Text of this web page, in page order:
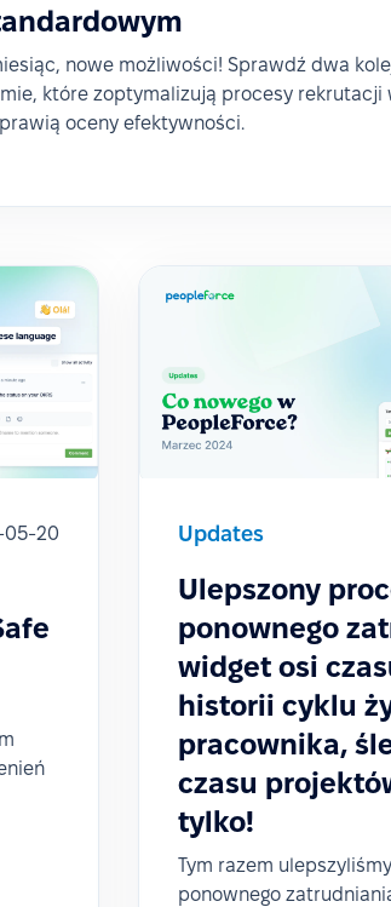
nowe możliwości! Sprawdź dwa
które zoptymalizują procesy rekrutacji
oceny efektywności.
05-20 Updates
Ulepszony
ponownego
widget osi
historii cyklu
pracownika,
czasu
tylko!
Tym razem
ponownego